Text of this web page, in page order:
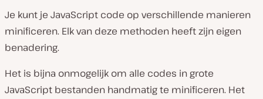
Je kunt je JavaScript code op verschillende manieren
minificeren. Elk van deze methoden heeft zijn eigen
benadering.
Het is bijna onmogelijk om alle codes in grote
JavaScript bestanden handmatig te minificeren. Het